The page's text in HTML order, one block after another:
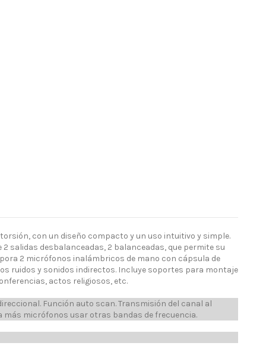
con un diseño compacto y un uso intuitivo y simple.
salidas desbalanceadas, 2 balanceadas, que permite su
2 micrófonos inalámbricos de mano con cápsula de
ruidos y sonidos indirectos. Incluye soportes para montaje
actos religiosos, etc.
Función auto scan. Transmisión del canal al
más micrófonos usar otras bandas de frecuencia.